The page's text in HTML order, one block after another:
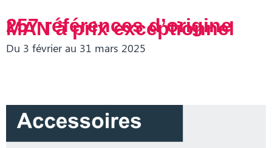
257références d’origine
MAN à prix exceptionnel
Du 3 février au 31 mars 2025